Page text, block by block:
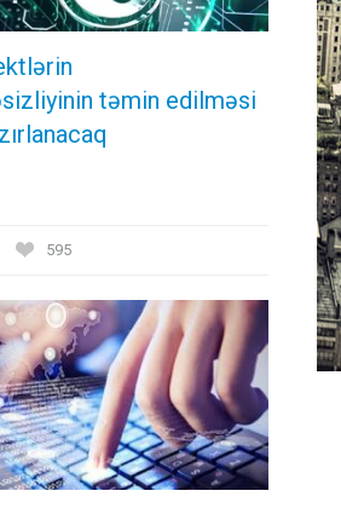
təmin edilməsi
595